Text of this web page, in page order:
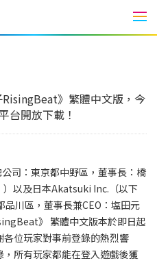
》繁體中文版，今
台開放下載！
司：東京都中野區，董事長：橋
以及日本Akatsuki Inc.（以下
川區，董事長兼CEO：塩田元
》 繁體中文版本於即日起
位玩家對事前登錄的熱烈響
所有玩家都能在登入遊戲後獲